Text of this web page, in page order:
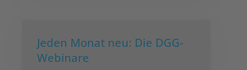
Jeden Monat neu: Die DGG-
Webinare